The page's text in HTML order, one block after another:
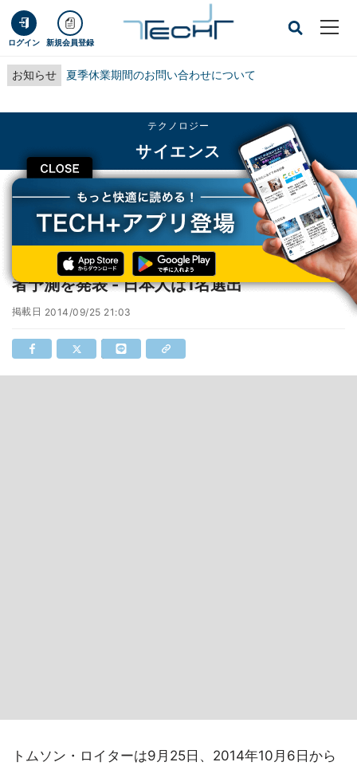
ログイン 新規会員登録
お知らせ 夏季休業期間のお問い合わせについて
CLOSE
テクノロジー
サイエンス
TECH+ テクノロジー
サイエンス
トムソン・ロイターが今年のノーベル賞受賞者予測を発表 - 日本人は1名選出
トムソン・ロイターが今年のノーベル賞受賞
者予測を発表 - 日本人は1名選出
掲載日 2014/09/25 21:03
トムソン・ロイターは9月25日、2014年10月6日から